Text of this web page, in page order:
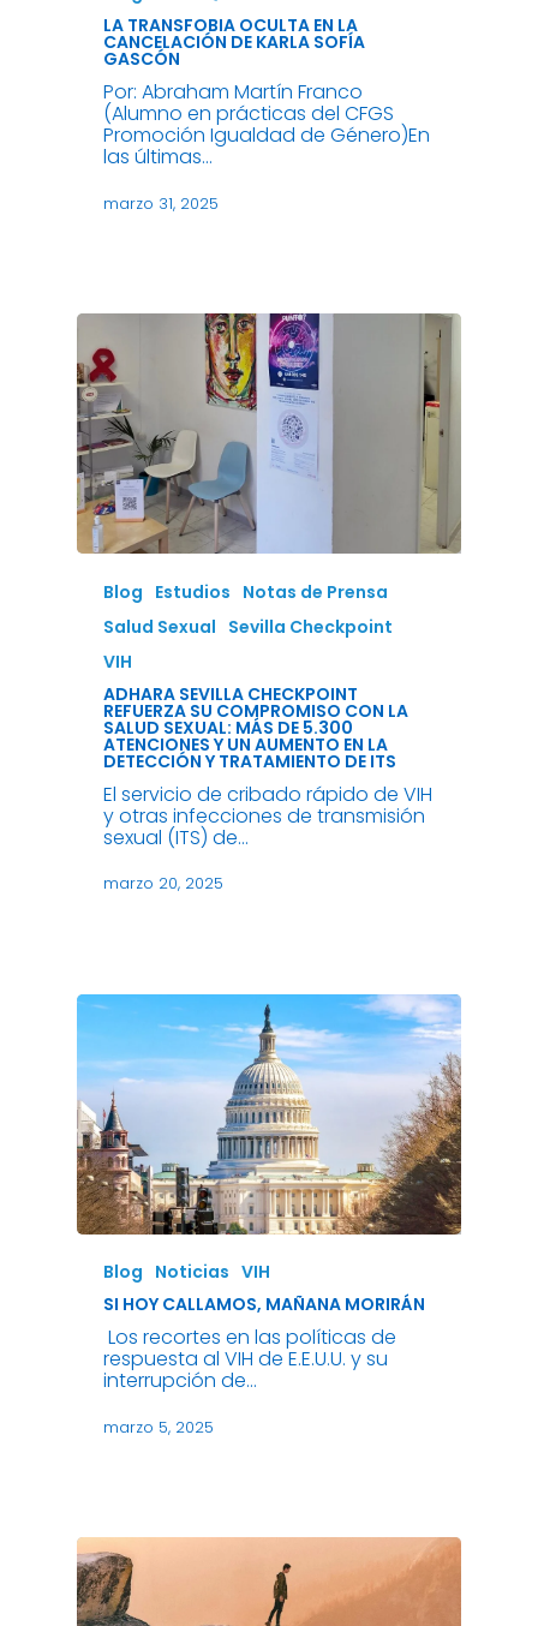
LA TRANSFOBIA OCULTA EN LA
CANCELACIÓN DE KARLA SOFÍA
GASCÓN
Por: Abraham Martín Franco
(Alumno en prácticas del CFGS
Promoción Igualdad de Género)En
las últimas…
marzo 31, 2025
Blog Estudios Notas de Prensa
Salud Sexual Sevilla Checkpoint
VIH
ADHARA SEVILLA CHECKPOINT
REFUERZA SU COMPROMISO CON LA
SALUD SEXUAL: MÁS DE 5.300
ATENCIONES Y UN AUMENTO EN LA
DETECCIÓN Y TRATAMIENTO DE ITS
El servicio de cribado rápido de VIH
y otras infecciones de transmisión
sexual (ITS) de…
marzo 20, 2025
Blog Noticias VIH
SI HOY CALLAMOS, MAÑANA MORIRÁN
Los recortes en las políticas de
respuesta al VIH de E.E.U.U. y su
interrupción de…
marzo 5, 2025